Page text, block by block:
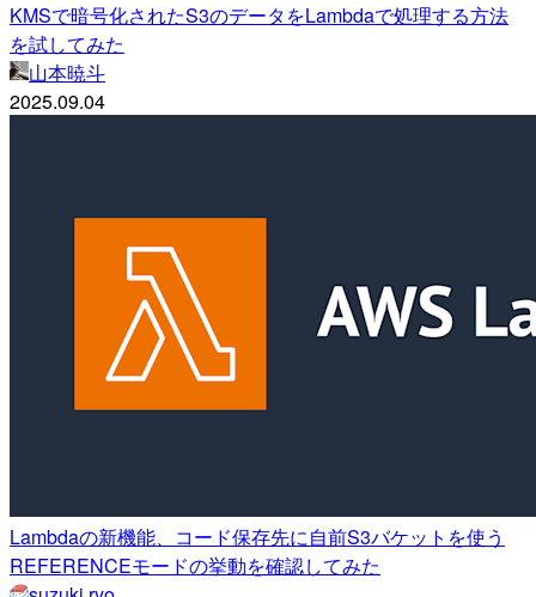
KMSで暗号化されたS3のデータをLambdaで処理する方法
を試してみた
山本暁斗
2025.09.04
Lambdaの新機能、コード保存先に自前S3バケットを使う
REFERENCEモードの挙動を確認してみた